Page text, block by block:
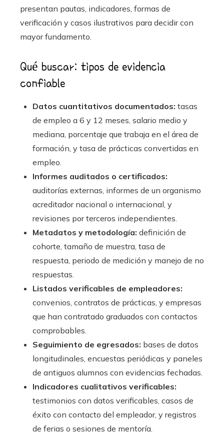
presentan pautas, indicadores, formas de
verificación y casos ilustrativos para decidir con
mayor fundamento.
Qué buscar: tipos de evidencia
confiable
Datos cuantitativos documentados: tasas
de empleo a 6 y 12 meses, salario medio y
mediana, porcentaje que trabaja en el área de
formación, y tasa de prácticas convertidas en
empleo.
Informes auditados o certificados:
auditorías externas, informes de un organismo
acreditador nacional o internacional, y
revisiones por terceros independientes.
Metadatos y metodología: definición de
cohorte, tamaño de muestra, tasa de
respuesta, periodo de medición y manejo de no
respuestas.
Listados verificables de empleadores:
convenios, contratos de prácticas, y empresas
que han contratado graduados con contactos
comprobables.
Seguimiento de egresados: bases de datos
longitudinales, encuestas periódicas y paneles
de antiguos alumnos con evidencias fechadas.
Indicadores cualitativos verificables:
testimonios con datos verificables, casos de
éxito con contacto del empleador, y registros
de ferias o sesiones de mentoría.